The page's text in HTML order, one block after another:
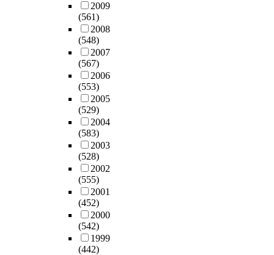
2009
(561)
2008
(548)
2007
(567)
2006
(553)
2005
(529)
2004
(583)
2003
(528)
2002
(555)
2001
(452)
2000
(542)
1999
(442)